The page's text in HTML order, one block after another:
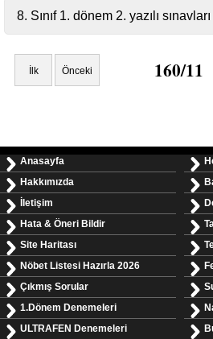
8. Sınıf 1. dönem 2. yazılı sınavları
İlk Önceki 160/11
Anasayfa
Hakkımızda
İletişim
Hata & Öneri Bildir
Site Haritası
Nöbet Listesi Hazırla 2026
Çıkmış Sorular
1.Dönem Denemeleri
ULTRAFEN Denemeleri